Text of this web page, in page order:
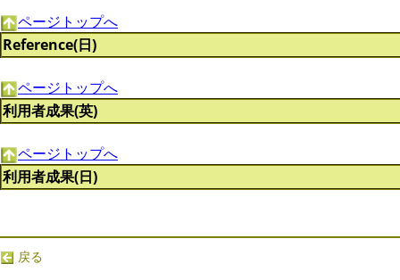
ページトップへ
Reference(日)
ページトップへ
利用者成果(英)
ページトップへ
利用者成果(日)
戻る